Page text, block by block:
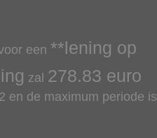
een **lening op
zal 278.83 euro
en de maximum periode is